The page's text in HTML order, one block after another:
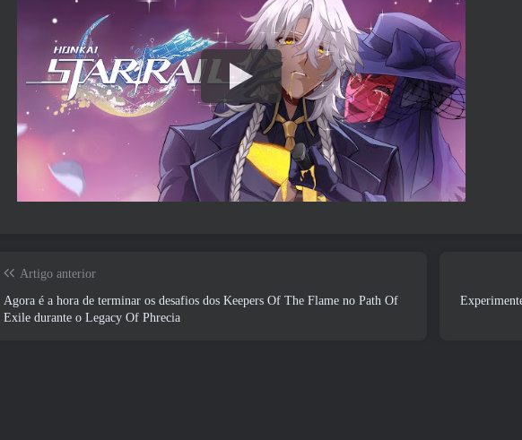
Artigo anterior
Agora é a hora de terminar os desafios dos Keepers Of The Flame no Path Of
Exile durante o Legacy Of Phrecia